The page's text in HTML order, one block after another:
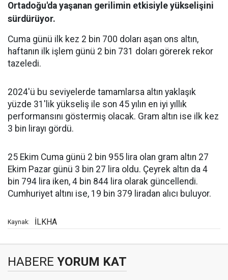
Ortadoğu'da yaşanan gerilimin etkisiyle yükselişini
sürdürüyor.
Cuma günü ilk kez 2 bin 700 doları aşan ons altın,
haftanın ilk işlem günü 2 bin 731 doları görerek rekor
tazeledi.
2024'ü bu seviyelerde tamamlarsa altın yaklaşık
yüzde 31'lik yükseliş ile son 45 yılın en iyi yıllık
performansını göstermiş olacak. Gram altın ise ilk kez
3 bin lirayı gördü.
25 Ekim Cuma günü 2 bin 955 lira olan gram altın 27
Ekim Pazar günü 3 bin 27 lira oldu. Çeyrek altın da 4
bin 794 lira iken, 4 bin 844 lira olarak güncellendi.
Cumhuriyet altını ise, 19 bin 379 liradan alıcı buluyor.
Kaynak: İLKHA
HABERE YORUM KAT